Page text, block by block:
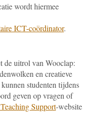
wordt hiermee
ICT-coördinator.
de uitrol van Wooclap:
en creatieve
studenten tijdens
geven op vragen of
Support-website